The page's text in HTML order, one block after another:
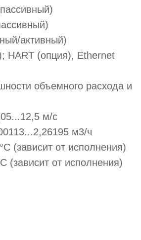
активный)
HART (опция), Ethernet
объемного расхода и
м/с
м3/ч
(зависит от исполнения)
(зависит от исполнения)